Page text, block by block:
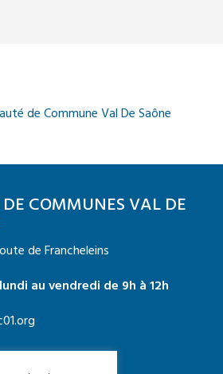
COMMUNES VAL DE
de Francheleins
au vendredi de 9h à 12h